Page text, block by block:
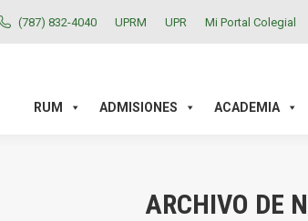
(787) 832-4040 UPRM UPR Mi Portal Colegial
RUM ADMISIONES ACADEMIA
ARCHIVO DE